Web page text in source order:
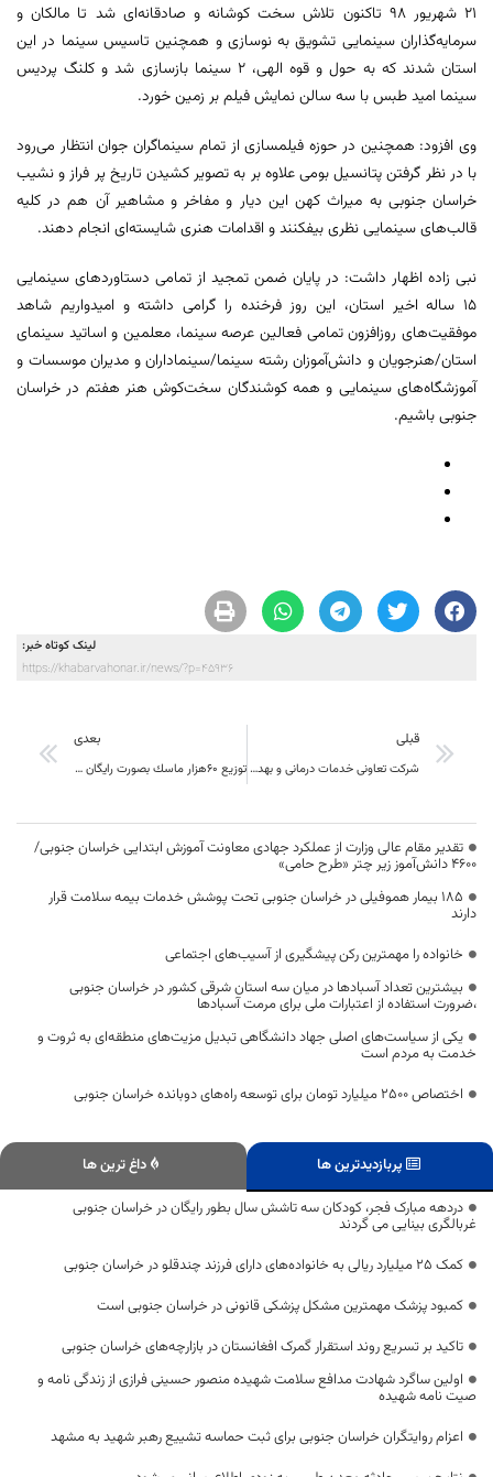
۲۱ شهریور ۹۸ تاکنون تلاش سخت کوشانه و صادقانه‌ای شد تا مالکان و
سرمایه‌گذاران سینمایی تشویق به نوسازی و همچنین تاسیس سینما در این
استان شدند که به حول و قوه الهی، ۲ سینما بازسازی شد و کلنگ پردیس
سینما امید طبس با سه سالن نمایش فیلم بر زمین خورد.
وی افزود: همچنین در حوزه فیلمسازی از تمام سینماگران جوان انتظار می‌رود
با در نظر گرفتن پتانسیل بومی علاوه بر به تصویر کشیدن تاریخ پر فراز و نشیب
خراسان جنوبی به میراث کهن این دیار و مفاخر و مشاهیر آن هم در کلیه
قالب‌های سینمایی نظری بیفکنند و اقدامات هنری شایسته‌ای انجام دهند.
نبی زاده اظهار داشت: در پایان ضمن تمجید از تمامی دستاوردهای سینمایی
۱۵ ساله اخیر استان، این روز فرخنده را گرامی داشته و امیدواریم شاهد
موفقیت‌های روزافزون تمامی فعالین عرصه سینما، معلمین و اساتید سینمای
استان/هنرجویان و دانش‌آموزان رشته سینما/سینماداران و مدیران موسسات و
آموزشگاه‌های سینمایی و همه کوشندگان سخت‌کوش هنر هفتم در خراسان
جنوبی باشیم.
لینک کوتاه خبر:
https://khabarvahonar.ir/news/?p=45936
قبلی
شرکت تعاونی خدمات درمانی و بهداشتی در بیرجند افتتاح شد
بعدی
توزیع ٦٠هزار ماسك بصورت رايگان در پويش احسان الحسين ستاد اجرايي فرمان امام(ره)در دهه اول محرم
تقدیر مقام عالی وزارت از عملکرد جهادی معاونت آموزش ابتدایی خراسان جنوبی/
۴۶۰۰ دانش‌آموز زیر چتر «طرح حامی»
۱۸۵ بیمار هموفیلی در خراسان جنوبی تحت پوشش خدمات بیمه سلامت قرار
دارند
خانواده را مهمترین رکن پیشگیری از آسیب‌های اجتماعی
بیشترین تعداد آسبادها در میان سه استان شرقی کشور در خراسان جنوبی
،ضرورت استفاده از اعتبارات ملی برای مرمت آسبادها
یکی از سیاست‌های اصلی جهاد دانشگاهی تبدیل مزیت‌های منطقه‌ای به ثروت و
خدمت به مردم است
اختصاص 2500 میلیارد تومان برای توسعه راه‌های دوبانده خراسان جنوبی
پربازدیدترین ها
داغ ترین ها
دردهه مبارک فجر، کودکان سه تاشش سال بطور رایگان در خراسان جنوبی
غربالگری بینایی می گردند
کمک ۲۵ میلیارد ریالی به خانواده‌های دارای فرزند چندقلو در خراسان‌ جنوبی
کمبود پزشک مهمترین مشکل پزشکی قانونی در خراسان‌ جنوبی است
تاکید بر تسریع روند استقرار گمرک افغانستان در بازارچه‌های خراسان جنوبی
اولین ساگرد شهادت مدافع سلامت شهیده منصور حسینی فرازی از زندگی نامه و
صیت نامه شهیده
اعزام روایتگران خراسان جنوبی برای ثبت حماسه تشییع رهبر شهید به مشهد